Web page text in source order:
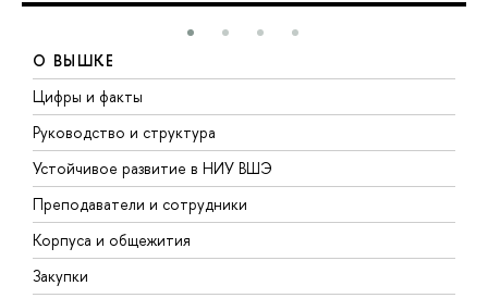
О ВЫШКЕ
Цифры и факты
Руководство и структура
Устойчивое развитие в НИУ ВШЭ
Преподаватели и сотрудники
Корпуса и общежития
Закупки